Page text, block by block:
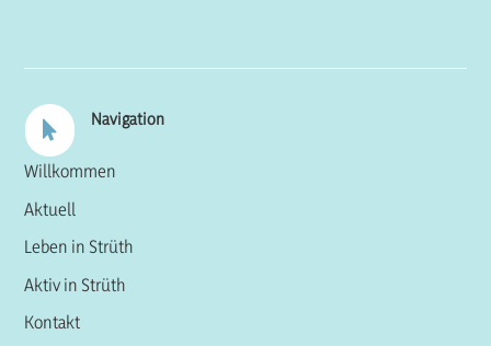
 Navigation
Willkommen
Aktuell
Leben in Strüth
Aktiv in Strüth
Kontakt